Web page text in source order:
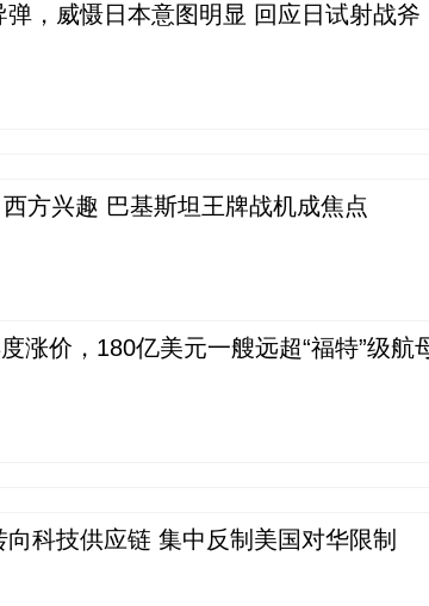
，威慑日本意图明显 回应日试射战斧
方兴趣 巴基斯坦王牌战机成焦点
涨价，180亿美元一艘远超“福特”级航
科技供应链 集中反制美国对华限制